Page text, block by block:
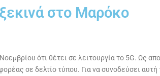
στο Μαρόκο
ότι θέτει σε λειτουργία το 5G. Ως
σε δελτίο τύπου. Για να συνοδεύσει